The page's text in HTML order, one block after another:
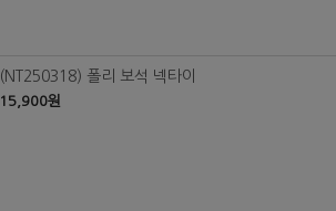
(NT250318) 폴리 보석 넥타이
15,900원